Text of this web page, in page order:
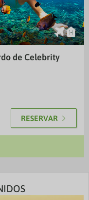
I¨
de Celebrity
RESERVAR